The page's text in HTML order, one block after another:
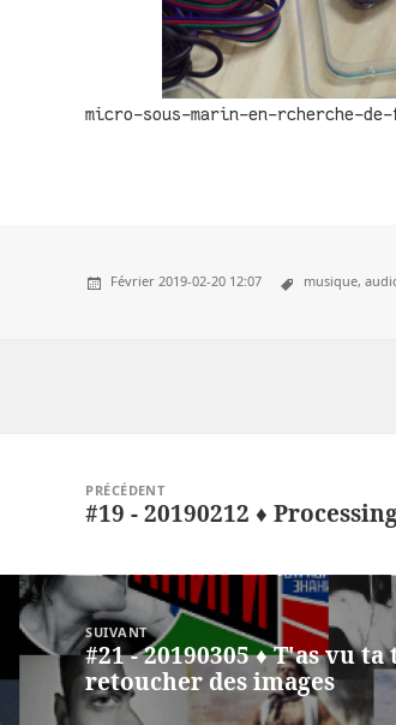
micro-sous-marin-en-rcherche-
Février 2019-02-20 12:07 musique,
navigationPRÉCÉDENT
Précédent
#19 - 20190212 ♦
SUIVANT
Suivant
#21 - 20190305 ♦ T'as vu
retoucher des images